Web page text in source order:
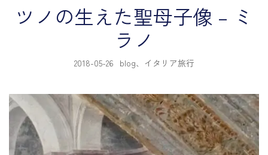
ツノの生えた聖母子像 – ミ
ラノ
2018-05-26 blog、 イタリア旅行